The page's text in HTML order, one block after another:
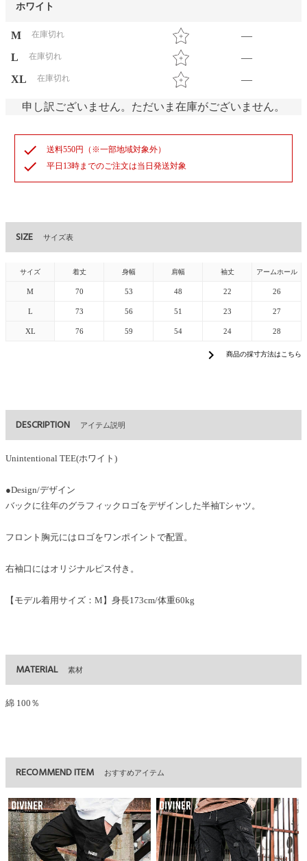
ホワイト
M 在庫切れ
—
L
在庫切れ
—
XL
在庫切れ —
申し訳ございません。ただいま在庫がございません。
check 送料550円（※一部地域対象外）
check 平日13時までのご注文は当日発送対象
SIZE サイズ表
サイズ 着丈 身幅 肩幅 袖丈 アームホール
M 70 53 48 22 26
L 73 56 51 23 27
XL 76 59 54 24 28
chevron_right 商品の採寸方法はこちら
DESCRIPTION アイテム説明
Unintentional TEE(ホワイト)
●Design/デザイン
バックに往年のグラフィックロゴをデザインした半袖Tシャツ。
フロント胸元にはロゴをワンポイントで配置。
右袖口にはオリジナルピス付き。
【モデル着用サイズ：M】身長173cm/体重60kg
MATERIAL 素材
綿 100％
RECOMMEND ITEM おすすめアイテム